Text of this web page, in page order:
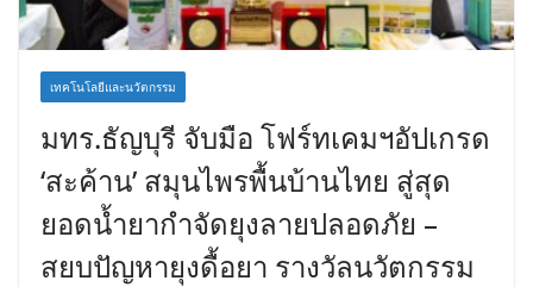
เทคโนโลยีและนวัตกรรม
มทร.ธัญบุรี จับมือ โฟร์ทเคมฯอัปเกรด
‘สะค้าน’ สมุนไพรพื้นบ้านไทย สู่สุด
ยอดน้ำยากำจัดยุงลายปลอดภัย –
สยบปัญหายุงดื้อยา รางวัลนวัตกรรม